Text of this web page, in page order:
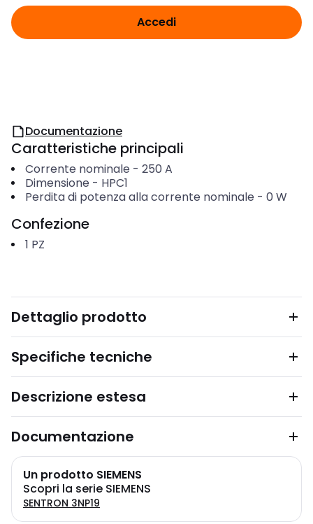
Accedi
Documentazione
Caratteristiche principali
Corrente nominale - 250 A
Dimensione - HPC1
Perdita di potenza alla corrente nominale - 0 W
Confezione
1 PZ
Dettaglio prodotto
Specifiche tecniche
Descrizione estesa
Documentazione
Un prodotto SIEMENS
Scopri la serie SIEMENS
SENTRON 3NP19